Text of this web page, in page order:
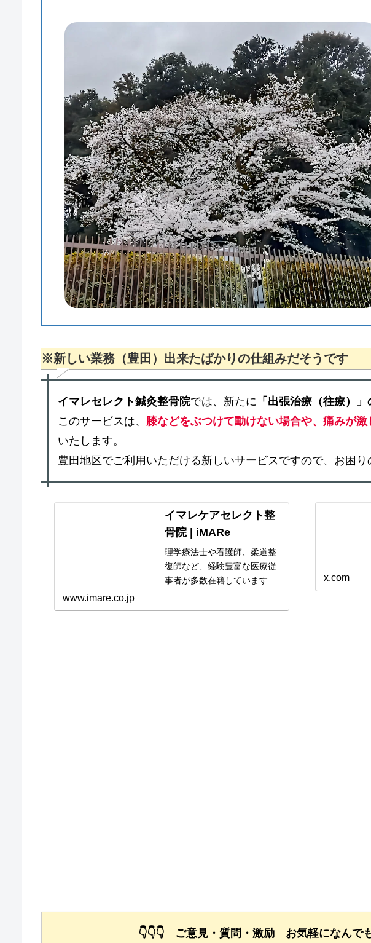
※新しい業務（豊田）出来たばかりの仕組みだそうです
イマレセレクト鍼灸整骨院では、新たに 「出張治療（往療）
このサービスは、 膝などをぶつけて動けない場合や、痛みが
いたします。
豊田地区でご利用いただける新しいサービスですので、お困り
イマレケアセレクト整
骨院 | iMARe
​​​​理学療法士や看護師、柔道整
復師など、経験豊富な医療従
事者が多数在籍しています。
タイルに...
www.imare.co.jp
x.com
👇👇👇 ご意見・質問・激励 お気軽になんで